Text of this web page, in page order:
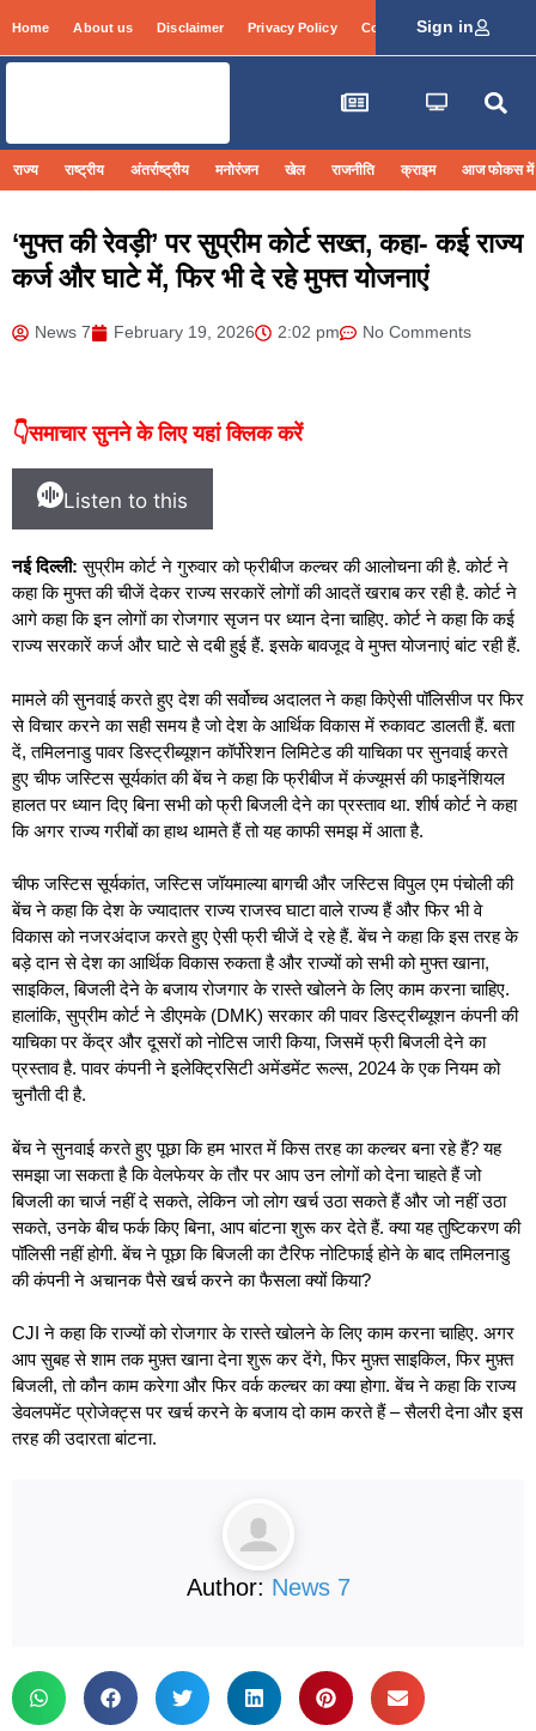
Home About us Disclaimer Privacy Policy Contact Info Login
Sign in
राज्य राष्ट्रीय अंतर्राष्ट्रीय मनोरंजन खेल राजनीति क्राइम आज फोकस में
‘मुफ्त की रेवड़ी’ पर सुप्रीम कोर्ट सख्त, कहा- कई राज्य
कर्ज और घाटे में, फिर भी दे रहे मुफ्त योजनाएं
News 7 February 19, 2026 2:02 pm No Comments
👇समाचार सुनने के लिए यहां क्लिक करें
Listen to this
नई दिल्ली: सुप्रीम कोर्ट ने गुरुवार को फ्रीबीज कल्चर की आलोचना की है. कोर्ट ने
कहा कि मुफ्त की चीजें देकर राज्य सरकारें लोगों की आदतें खराब कर रही है. कोर्ट ने
आगे कहा कि इन लोगों का रोजगार सृजन पर ध्यान देना चाहिए. कोर्ट ने कहा कि कई
राज्य सरकारें कर्ज और घाटे से दबी हुई हैं. इसके बावजूद वे मुफ्त योजनाएं बांट रही हैं.
मामले की सुनवाई करते हुए देश की सर्वोच्च अदालत ने कहा किऐसी पॉलिसीज पर फिर
से विचार करने का सही समय है जो देश के आर्थिक विकास में रुकावट डालती हैं. बता
दें, तमिलनाडु पावर डिस्ट्रीब्यूशन कॉर्पोरेशन लिमिटेड की याचिका पर सुनवाई करते
हुए चीफ जस्टिस सूर्यकांत की बेंच ने कहा कि फ्रीबीज में कंज्यूमर्स की फाइनेंशियल
हालत पर ध्यान दिए बिना सभी को फ्री बिजली देने का प्रस्ताव था. शीर्ष कोर्ट ने कहा
कि अगर राज्य गरीबों का हाथ थामते हैं तो यह काफी समझ में आता है.
चीफ जस्टिस सूर्यकांत, जस्टिस जॉयमाल्या बागची और जस्टिस विपुल एम पंचोली की
बेंच ने कहा कि देश के ज्यादातर राज्य राजस्व घाटा वाले राज्य हैं और फिर भी वे
विकास को नजरअंदाज करते हुए ऐसी फ्री चीजें दे रहे हैं. बेंच ने कहा कि इस तरह के
बड़े दान से देश का आर्थिक विकास रुकता है और राज्यों को सभी को मुफ्त खाना,
साइकिल, बिजली देने के बजाय रोजगार के रास्ते खोलने के लिए काम करना चाहिए.
हालांकि, सुप्रीम कोर्ट ने डीएमके (DMK) सरकार की पावर डिस्ट्रीब्यूशन कंपनी की
याचिका पर केंद्र और दूसरों को नोटिस जारी किया, जिसमें फ्री बिजली देने का
प्रस्ताव है. पावर कंपनी ने इलेक्ट्रिसिटी अमेंडमेंट रूल्स, 2024 के एक नियम को
चुनौती दी है.
बेंच ने सुनवाई करते हुए पूछा कि हम भारत में किस तरह का कल्चर बना रहे हैं? यह
समझा जा सकता है कि वेलफेयर के तौर पर आप उन लोगों को देना चाहते हैं जो
बिजली का चार्ज नहीं दे सकते, लेकिन जो लोग खर्च उठा सकते हैं और जो नहीं उठा
सकते, उनके बीच फर्क किए बिना, आप बांटना शुरू कर देते हैं. क्या यह तुष्टिकरण की
पॉलिसी नहीं होगी. बेंच ने पूछा कि बिजली का टैरिफ नोटिफाई होने के बाद तमिलनाडु
की कंपनी ने अचानक पैसे खर्च करने का फैसला क्यों किया?
CJI ने कहा कि राज्यों को रोजगार के रास्ते खोलने के लिए काम करना चाहिए. अगर
आप सुबह से शाम तक मुफ़्त खाना देना शुरू कर देंगे, फिर मुफ़्त साइकिल, फिर मुफ़्त
बिजली, तो कौन काम करेगा और फिर वर्क कल्चर का क्या होगा. बेंच ने कहा कि राज्य
डेवलपमेंट प्रोजेक्ट्स पर खर्च करने के बजाय दो काम करते हैं – सैलरी देना और इस
तरह की उदारता बांटना.
Author: News 7